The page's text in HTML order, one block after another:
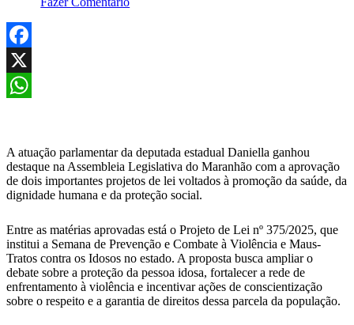
Facebook
X
A atuação parlamentar da deputada estadual Daniella ganhou
destaque na Assembleia Legislativa do Maranhão com a aprovação
de dois importantes projetos de lei voltados à promoção da saúde, da
dignidade humana e da proteção social.
Entre as matérias aprovadas está o Projeto de Lei nº 375/2025, que
institui a Semana de Prevenção e Combate à Violência e Maus-
Tratos contra os Idosos no estado. A proposta busca ampliar o
debate sobre a proteção da pessoa idosa, fortalecer a rede de
enfrentamento à violência e incentivar ações de conscientização
sobre o respeito e a garantia de direitos dessa parcela da população.